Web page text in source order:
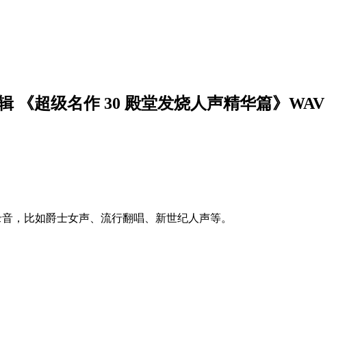
《超级名作 30 殿堂发烧人声精华篇》WAV
，比如爵士女声、流行翻唱、新世纪人声等。